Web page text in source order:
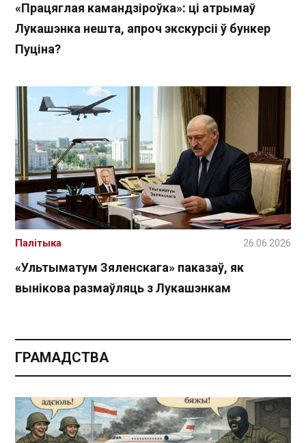
«Працяглая камандзіроўка»: ці атрымаў
Лукашэнка нешта, апроч экскурсіі ў бункер
Пуціна?
«Ультыматум Зяленскага» паказаў, як
вынікова размаўляць з Лукашэнкам
Палітыка 26.06.2026
ГРАМАДСТВА